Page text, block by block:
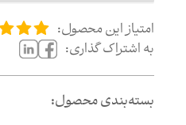
امتیاز این محصول:
به اشتراک گذاری:
بسته‌بندی محصول: